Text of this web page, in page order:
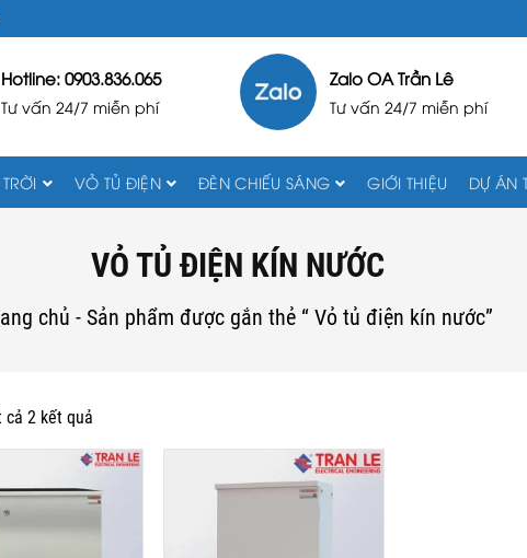
Hotline: 0903.836.065
Tư vấn 24/7 miễn phí
Zalo OA Trần Lê
Tư vấn 24/7 miễn phí
VỎ TỦ ĐIỆN ĐÈN CHIẾU SÁNG GIỚI THIỆU DỰ ÁN
VỎ TỦ ĐIỆN KÍN NƯỚC
chủ - Sản phẩm được gắn thẻ “ Vỏ tủ điện kín nước”
cả 2 kết quả